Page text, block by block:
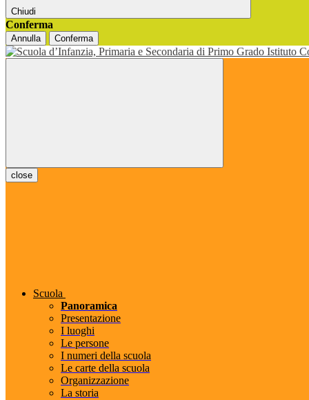
Chiudi
Conferma
Annulla Conferma
close
Scuola
Panoramica
Presentazione
I luoghi
Le persone
I numeri della scuola
Le carte della scuola
Organizzazione
La storia